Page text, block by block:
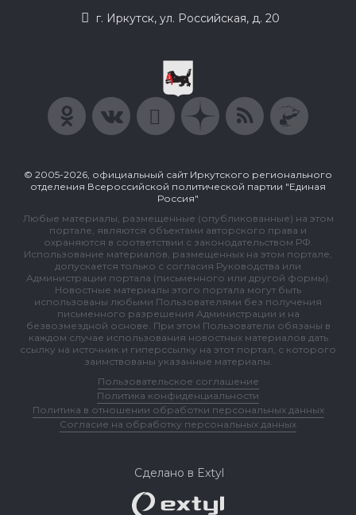
г. Иркутск, ул. Российская, д. 20
© 2005-2026, официальный сайт Иркутского регионального
отделения Всероссийской политической партии "Единая
Россия"
Любые материалы, размещенные (опубликованные) на этом
портале, являются объектами авторского права и
охраняются в соответствии с законодательством РФ.
Использование материалов, размещенных на этом портале,
допускается только с согласия Руководства или
Администрации портала (письменного или другой формы).
Новостные материалы этого портала могут быть
использованы любыми Пользователями без получения
письменного разрешения Администрации и на
безвозмездной основе. При этом Пользователи обязаны в
каждом случае использования новостных материалов дать
ссылку на источник и гиперссылку на этот портал, с которого
заимствованы указанные материалы.
Пользовательское соглашение
Политика конфиденциальности
Политика в отношении обработки персональных данных
Согласие на обработку персональных данных
Сделано в Extyl